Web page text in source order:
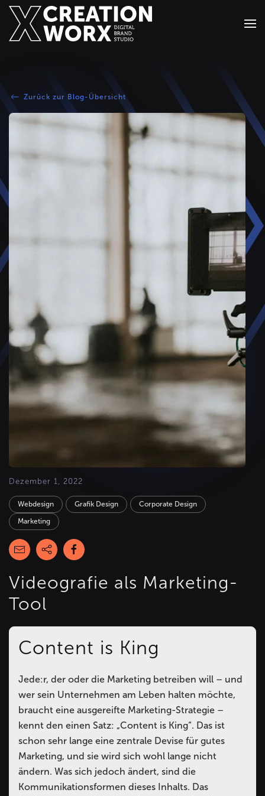
Zum Hauptinhalt springen
Zurück zur Blog-Übersicht
Dezember 1, 2022
Webdesign Grafik Design Corporate Design
Marketing
Videografie als Marketing-
Tool
Content is King
Jede:r, der oder die Marketing betreiben will – und
wer sein Unternehmen am Leben halten möchte,
braucht eine ausgereifte Marketing-Strategie –
kennt den einen Satz: „Content is King“. Das ist
schon sehr lange eine zentrale Devise für gutes
Marketing, und sie wird sich wohl lange nicht
ändern. Was sich jedoch ändert, sind die
Kommunikationsformen dieses Inhalts. Das